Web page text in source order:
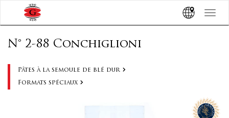
Toggle
N° 2-88 Conchiglioni
Pâtes à la semoule de blé dur
Formats spéciaux